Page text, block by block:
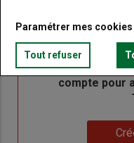
titre
TITRE
BodyChoisissez
compte pour
Paramétrer mes cookies
Tout refuser